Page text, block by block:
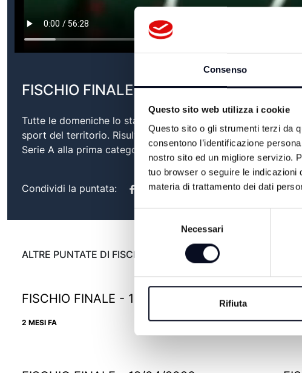
Consenso
Questo sito web utilizza i cookie
Questo sito o gli strumenti terzi da
consentono l’identificazione
nostro sito ed un migliore servizio.
tuo browser o seguire le indicazioni
materia di trattamento dei dati
Necessari
Rifiuta
FISCHIO FINALE - 11/05/2025
Tutte le domeniche lo staff di Teleromagna scende in
sport del territorio. Risultati, classifiche, turno successivo e
Serie A alla prima categoria.
Condividi la puntata:
ALTRE PUNTATE DI FISCHIO FINALE
FISCHIO FINALE - 10/05/2026
2 MESI FA 3